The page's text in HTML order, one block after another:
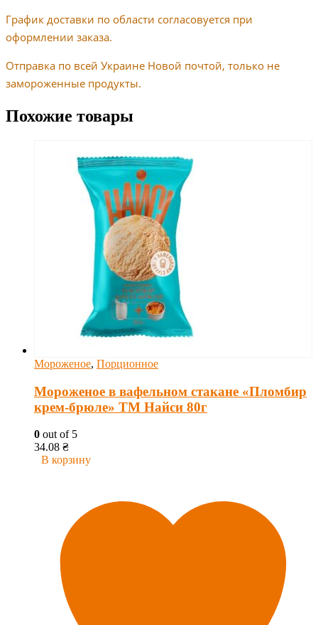
График доставки по области согласовуется при
оформлении заказа.
Отправка по всей Украине Новой почтой, только не
замороженные продукты.
Похожие товары
Мороженое, Порционное
Мороженое в вафельном стакане «Пломбир
крем-брюле» ТМ Найси 80г
0 out of 5
34.08 ₴
В корзину